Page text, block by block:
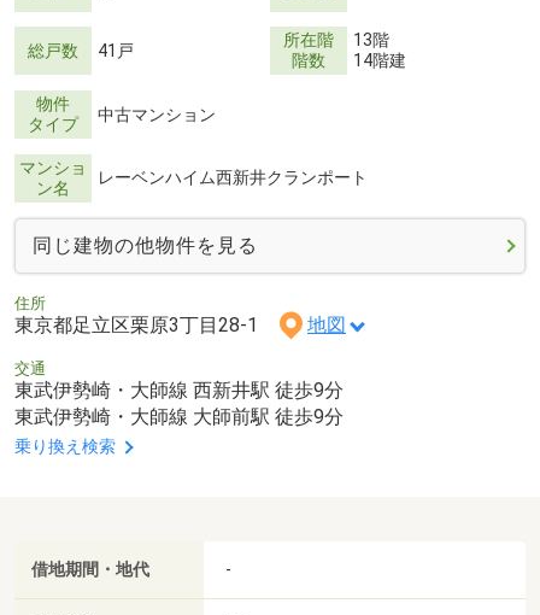
総戸数 41戸
所在階
階数
13階
14階建
物件
タイプ
中古マンション
マンショ
ン名
レーベンハイム西新井クランポート
同じ建物の他物件を見る
住所
東京都足立区栗原3丁目28-1 地図
交通
東武伊勢崎・大師線 西新井駅 徒歩9分
東武伊勢崎・大師線 大師前駅 徒歩9分
乗り換え検索
借地期間・地代 -